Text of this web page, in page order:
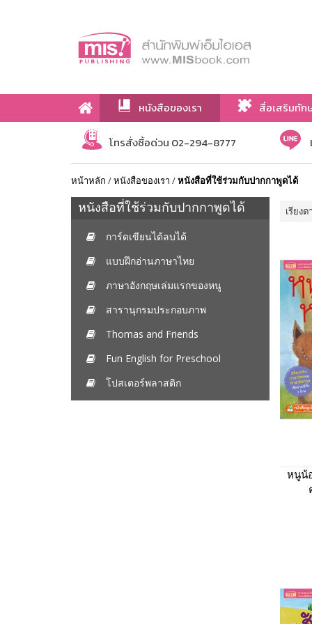
หนังสือของเรา
สื่อเสริมทัก
เกี่ยวกับเรา
โทรสั่งซื้อด่วน 02-294-8777
หน้าหลัก /หนังสือของเรา /หนังสือที่ใช้ร่วมกับปากกาพูดได้
หนังสือที่ใช้ร่วมกับปากกาพูดได้
การ์ดเขียนได้ลบได้
แบบฝึกอ่านภาษาไทย
ภาษาอังกฤษเล่มแรกของหนู
สารานุกรมประกอบภาพ
Thomas and Friends
Fun English for Preschool
โปสเตอร์พลาสติก
เรียง
หนูน้